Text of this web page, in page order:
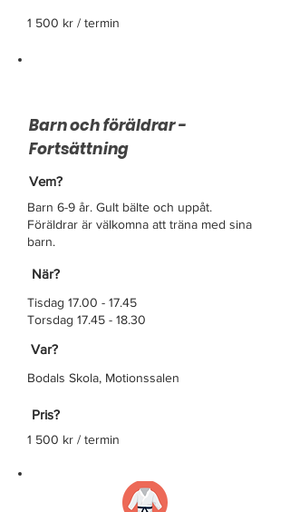
1 500 kr / termin
Barn och föräldrar -
Fortsättning
Vem?
Barn 6-9 år. Gult bälte och uppåt.
Föräldrar är välkomna att träna med sina
barn.
När?
Tisdag 17.00 - 17.45
Torsdag 17.45 - 18.30
Var?
Bodals Skola, Motionssalen
Pris?
1 500 kr / termin